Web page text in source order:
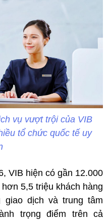
vụ vượt trội của VIB
tổ chức quốc tế uy
VIB hiện có gần 12.000
5,5 triệu khách hàng
giao dịch và trung tâm
trọng điểm trên cả